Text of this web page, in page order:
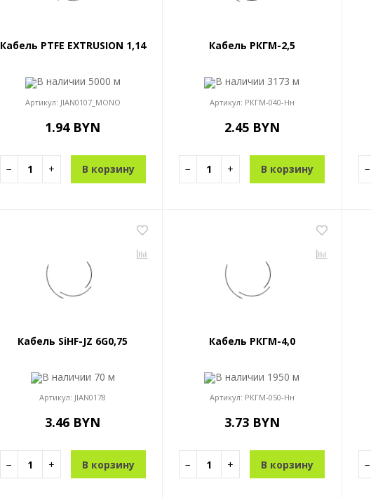
Кабель PTFE EXTRUSION 1,14
В наличии 5000 м
Артикул: JIAN0107_MONO
1.94 BYN
− + В корзину
Кабель РКГМ-2,5
В наличии 3173 м
Артикул: РКГМ-040-Нн
2.45 BYN
− + В корзину −
Кабель SiHF-JZ 6G0,75
В наличии 70 м
Артикул: JIAN0178
3.46 BYN
− + В корзину
Кабель РКГМ-4,0
В наличии 1950 м
Артикул: РКГМ-050-Нн
3.73 BYN
− + В корзину −